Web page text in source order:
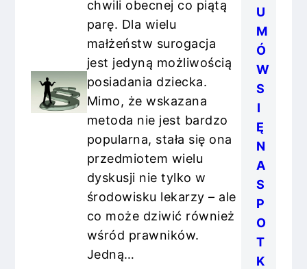
chwili obecnej co piątą
parę. Dla wielu
małżeństw surogacja
jest jedyną możliwością
posiadania dziecka.
Mimo, że wskazana
metoda nie jest bardzo
popularna, stała się ona
przedmiotem wielu
dyskusji nie tylko w
środowisku lekarzy – ale
co może dziwić również
wśród prawników.
Jedną…
U
M
Ó
W
S
I
Ę
N
A
S
P
O
T
K